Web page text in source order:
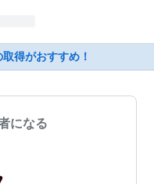
得がおすすめ！
になる